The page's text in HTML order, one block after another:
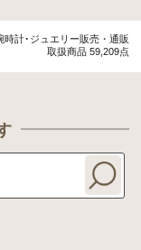
時計･ジュエリー販売・通販
取扱商品 59,209点